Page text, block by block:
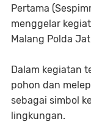
Pertama
menggelar
Malang Polda
Dalam kegiatan
pohon dan
sebagai simbol
lingkungan.